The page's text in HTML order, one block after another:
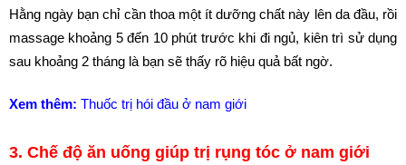
Hằng ngày bạn chỉ cần thoa một ít dưỡng chất này lên da đầu, rồi
massage khoảng 5 đến 10 phút trước khi đi ngủ, kiên trì sử dụng
sau khoảng 2 tháng là bạn sẽ thấy rõ hiệu quả bất ngờ.
Xem thêm: Thuốc trị hói đầu ở nam giới
3. Chế độ ăn uống giúp trị rụng tóc ở nam giới